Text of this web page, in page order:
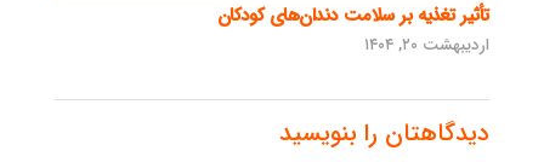
تأثیر تغذیه بر سلامت دندان‌های کودکان
اردیبهشت ۲۰, ۱۴۰۴
دیدگاهتان را بنویسید